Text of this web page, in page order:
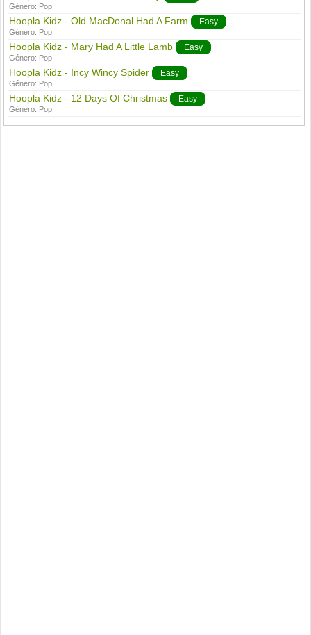
Género: Pop
Hoopla Kidz - Old MacDonal Had A Farm Easy
Género: Pop
Hoopla Kidz - Mary Had A Little Lamb Easy
Género: Pop
Hoopla Kidz - Incy Wincy Spider Easy
Género: Pop
Hoopla Kidz - 12 Days Of Christmas Easy
Género: Pop